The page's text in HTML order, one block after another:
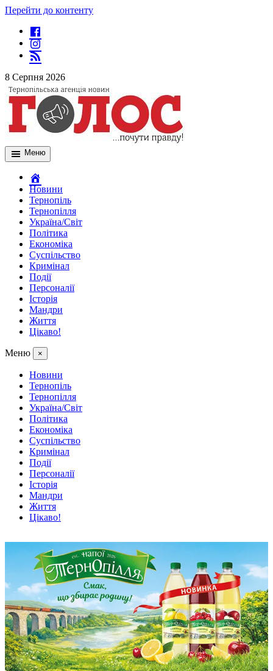
Перейти до контенту
8 Серпня 2026
Меню
Новини
Тернопіль
Тернопілля
Україна/Світ
Політика
Економіка
Суспільство
Кримінал
Події
Персоналії
Історія
Мандри
Життя
Цікаво!
Меню ×
Новини
Тернопіль
Тернопілля
Україна/Світ
Політика
Економіка
Суспільство
Кримінал
Події
Персоналії
Історія
Мандри
Життя
Цікаво!